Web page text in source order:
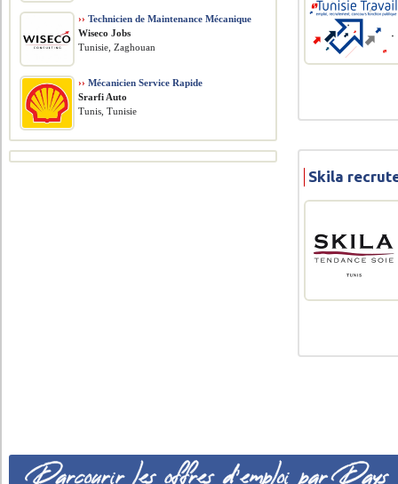
Skila
›› Technicien de Maintenance Mécanique
Wiseco Jobs
Tunisie, Zaghouan
›› Mécanicien Service Rapide
Srarfi Auto
Tunis, Tunisie